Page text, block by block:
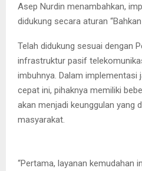
Asep Nurdin menambahkan,
didukung secara aturan
Telah didukung sesuai dengan
infrastruktur pasif
imbuhnya. Dalam implementasi
cepat ini, pihaknya memiliki
akan menjadi keunggulan yang
masyarakat.
“Pertama, layanan kemudahan